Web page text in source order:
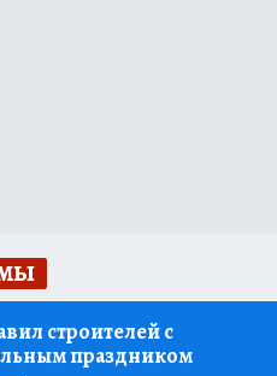
строителей с
праздником